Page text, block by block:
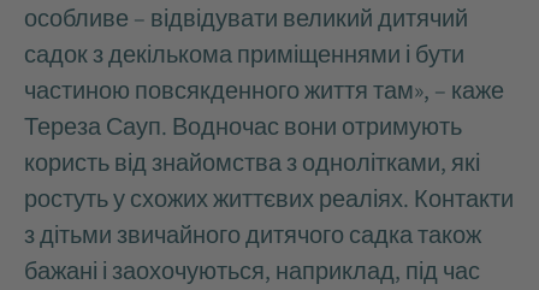
особливе – відвідувати великий дитячий
садок з декількома приміщеннями і бути
частиною повсякденного життя там», – каже
Тереза Сауп. Водночас вони отримують
користь від знайомства з однолітками, які
ростуть у схожих життєвих реаліях. Контакти
з дітьми звичайного дитячого садка також
бажані і заохочуються, наприклад, під час